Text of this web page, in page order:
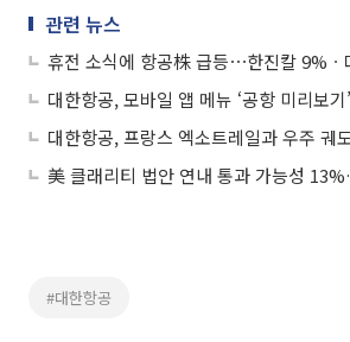
관련 뉴스
휴전 소식에 항공株 급등⋯한진칼 9%
#대한항공